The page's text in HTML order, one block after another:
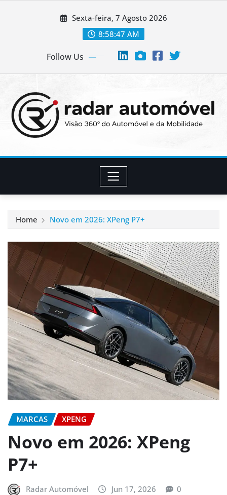
Sexta-feira, 7 Agosto 2026
8:58:48 AM
Follow Us
Home Novo em 2026: XPeng P7+
MARCAS XPENG
Novo em 2026: XPeng
P7+
Radar Automóvel Jun 17, 2026 0